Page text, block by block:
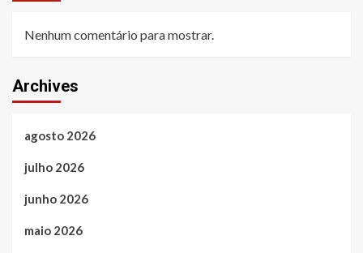
Nenhum comentário para mostrar.
Archives
agosto 2026
julho 2026
junho 2026
maio 2026